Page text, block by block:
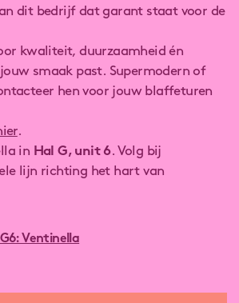
dit bedrijf dat garant staat voor de
kwaliteit, duurzaamheid én
smaak past. Supermodern of
hen voor jouw blaffeturen
.
in Hal G, unit 6. Volg bij
lijn richting het hart van
Ventinella